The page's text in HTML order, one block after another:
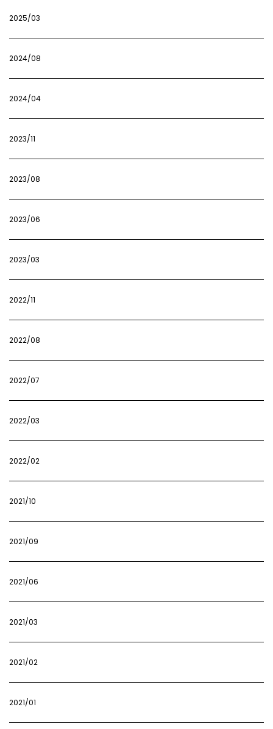
2025/03
2024/08
2024/04
2023/11
2023/08
2023/06
2023/03
2022/11
2022/08
2022/07
2022/03
2022/02
2021/10
2021/09
2021/06
2021/03
2021/02
2021/01